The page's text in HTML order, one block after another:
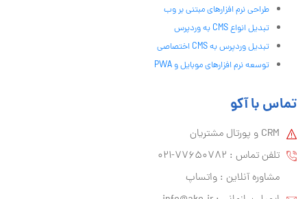
طراحی نرم افزارهای مبتنی بر وب
تبدیل انواع CMS به وردپرس
تبدیل وردپرس به CMS اختصاصی
توسعه نرم افزارهای موبایل و PWA
تماس با آکو
CRM و پورتال مشتریان
تلفن تماس :‌ 77650782-021
مشاوره آنلاین : واتساپ